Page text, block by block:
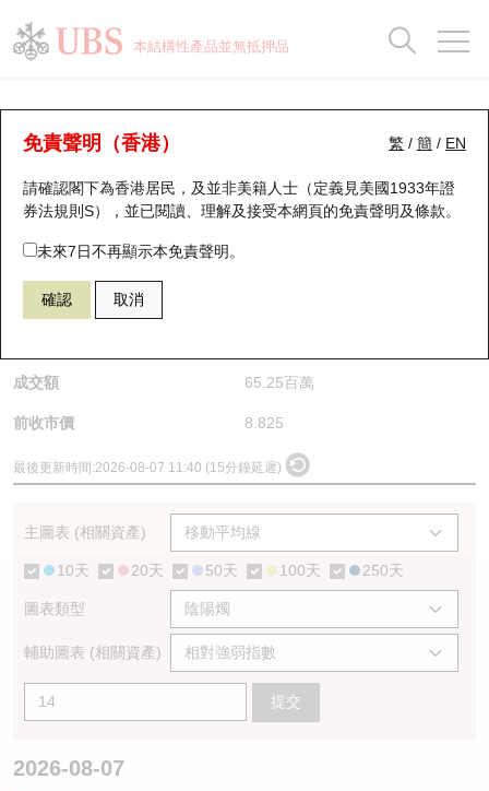
本結構性產品並無抵押品
繁 / 簡 / EN
免責聲明（香港）
請確認閣下為香港居民，及並非美籍人士（定義見美國1933年證
券法規則S），並已閱讀、理解及接受本網頁的免責聲明及條款。
未來7日不再顯示本免責聲明。
確認 取消
正股分析儀
2333 長城汽車
(2333) 長城汽車
$8.715 0.11 (-1.25%)
成交額 65.25百萬
前收市價 8.825
最後更新時間:2026-08-07 11:40 (15分鐘延遲)
主圖表 (相關資產)
10天 20天 50天 100天 250天
圖表類型
輔助圖表 (相關資產)
提交
2026-08-07
瑞銀認股證一覽
新發行瑞銀認股證
即將到期認股證
認股證到期結算價查詢
認股證分析儀
引伸波幅比較圖
認股證文件及公告
認股證文件及公告 (瑞信)
街貨統計
比較
牛熊全景快搜
牛熊證搜尋
牛熊證街貨分佈圖
正股牛熊證列表
新發行瑞銀牛熊證
即將到期牛熊證
牛熊證到期結算價查詢
牛熊證分析儀
牛熊證文件及公告
街貨統計
比較
十大升幅/跌幅
十大認股證成交分佈
十天股證佔大市成交
資金流
街貨統計
正股分析儀
二十大活躍股份
恒指成份股
國指成份股
科指成份股
業績及經濟日曆
AH 股價對照
ADR
持股比重
顯示所有持股比重
每月輪證大市專題
輪證專欄
講座及教育短片
認股證投資者教育
牛熊證投資者教育